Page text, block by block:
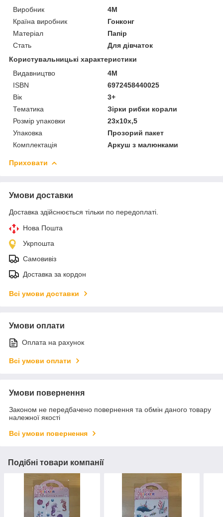
Виробник
4M
Країна виробник
Гонконг
Матеріал
Папір
Стать
Для дівчаток
Користувальницькі характеристики
Видавництво
4M
ISBN
6972458440025
Вік
3+
Тематика
Зірки рибки корали
Розмір упаковки
23x10x,5
Упаковка
Прозорий пакет
Комплектація
Аркуш з малюнками
Приховати
Умови доставки
Доставка здійснюється тільки по передоплаті.
Нова Пошта
Укрпошта
Самовивіз
Доставка за кордон
Всі умови доставки
Умови оплати
Оплата на рахунок
Всі умови оплати
Умови повернення
Законом не передбачено повернення та обмін даного товару
належної якості
Всі умови повернення
Подібні товари компанії